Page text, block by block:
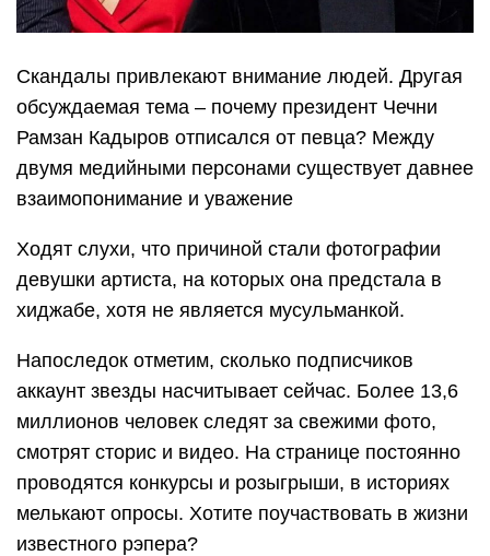
Скандалы привлекают внимание людей. Другая
обсуждаемая тема – почему президент Чечни
Рамзан Кадыров отписался от певца? Между
двумя медийными персонами существует давнее
взаимопонимание и уважение
Ходят слухи, что причиной стали фотографии
девушки артиста, на которых она предстала в
хиджабе, хотя не является мусульманкой.
Напоследок отметим, сколько подписчиков
аккаунт звезды насчитывает сейчас. Более 13,6
миллионов человек следят за свежими фото,
смотрят сторис и видео. На странице постоянно
проводятся конкурсы и розыгрыши, в историях
мелькают опросы. Хотите поучаствовать в жизни
известного рэпера?